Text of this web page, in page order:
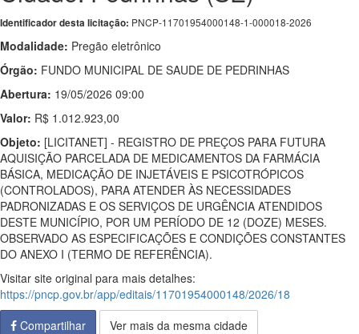
Identificador desta licitação: PNCP-11701954000148-1-000018-2026
Modalidade: Pregão eletrônico
Órgão: FUNDO MUNICIPAL DE SAUDE DE PEDRINHAS
Abertura: 19/05/2026 09:00
Valor: R$ 1.012.923,00
Objeto: [LICITANET] - REGISTRO DE PREÇOS PARA FUTURA
AQUISIÇÃO PARCELADA DE MEDICAMENTOS DA FARMÁCIA
BÁSICA, MEDICAÇÃO DE INJETÁVEIS E PSICOTRÓPICOS
(CONTROLADOS), PARA ATENDER ÀS NECESSIDADES
PADRONIZADAS E OS SERVIÇOS DE URGÊNCIA ATENDIDOS
DESTE MUNICÍPIO, POR UM PERÍODO DE 12 (DOZE) MESES.
OBSERVADO AS ESPECIFICAÇÕES E CONDIÇÕES CONSTANTES
DO ANEXO I (TERMO DE REFERÊNCIA).
Visitar site original para mais detalhes:
https://pncp.gov.br/app/editais/11701954000148/2026/18
Compartilhar
Ver mais da mesma cidade